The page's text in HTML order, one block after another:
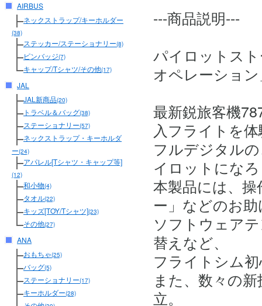
AIRBUS
ネックストラップ/キーホルダー
(38)
ステッカー/ステーショナリー(8)
ピンバッジ(7)
キャップ/Tシャツ/その他(17)
JAL
JAL新商品(20)
トラベル＆バッグ(38)
ステーショナリー(57)
ネックストラップ・キーホルダ
ー(24)
アパレル[Tシャツ・キャップ等]
(12)
和小物(4)
タオル(22)
キッズ[TOY/Tシャツ](23)
その他(27)
ANA
おもちゃ(25)
バッグ(5)
ステーショナリー(17)
キーホルダー(28)
---商品説明---
パイロットス
オペレーショ
最新鋭旅客機
入フライトを
フルデジタル
イロットにな
本製品には、
ー」などのお
ソフトウェア
替えなど、
フライトシム
また、数々の
立。